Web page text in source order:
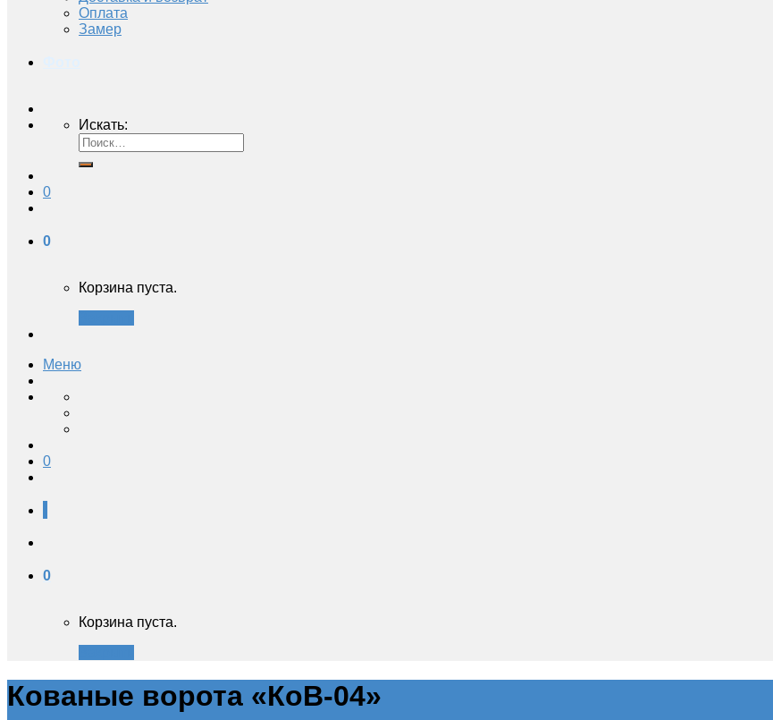
Оплата
Замер
Искать:
0
0
Корзина пуста.
Меню
0
0
Корзина пуста.
Кованые ворота «КоВ-04»